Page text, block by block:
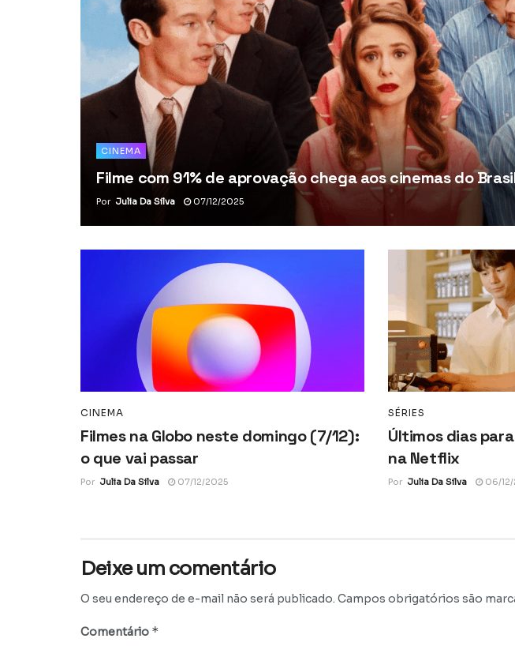
CINEMA
Filme com 91% de aprovação chega aos cinemas do
Por Julia Da Silva 07/12/2025
CINEMA
Filmes na Globo neste domingo (7/12):
o que vai passar
Por Julia Da Silva 07/12/2025
SÉRIES
Últimos dias
na Netflix
Por Julia Da Silva 06/12/
Deixe um comentário
O seu endereço de e-mail não será publicado. Campos obrigatórios são
Comentário *